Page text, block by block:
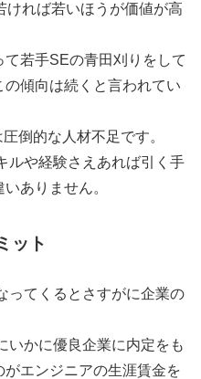
ければ若いほうが価値が高
若手SEの青田刈りをして
傾向は続くと言われてい
倒的な人材不足です。
ルや経験さえあれば引く手
いありません。
ット
ってくるとさすがに企業の
いかに優良企業に内定をも
エンジニアの生涯賃金を